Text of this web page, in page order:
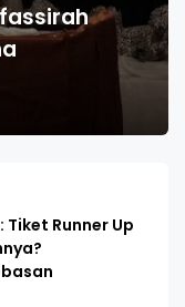
Runner Up